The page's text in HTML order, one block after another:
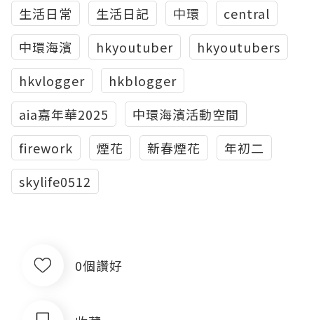
生活日常
生活日記 中環
central
中環海濱
hkyoutuber
hkyoutubers
hkvlogger
hkblogger
aia嘉年華2025
中環海濱活動空間
firework
煙花 新春煙花
年初二
skylife0512
0個讚好